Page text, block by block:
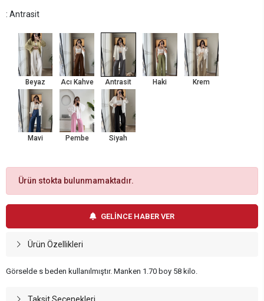
: Antrasit
Beyaz Acı Kahve Antrasit Haki Krem
Mavi Pembe Siyah
Ürün stokta bulunmamaktadır.
GELİNCE HABER VER
Ürün Özellikleri
Görselde s beden kullanılmıştır. Manken 1.70 boy 58 kilo.